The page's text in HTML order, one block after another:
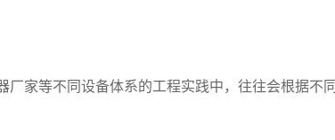
家等不同设备体系的工程实践中，往往会根据不同